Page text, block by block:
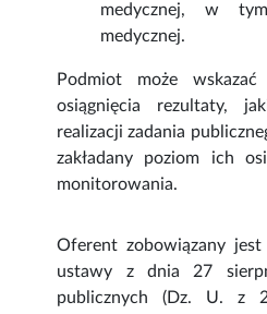
medycznej, w
medycznej.
Podmiot może
osiągnięcia rezultaty,
realizacji zadania
zakładany poziom ich
monitorowania.
Oferent zobowiązany
ustawy z dnia 27
publicznych (Dz. U. z